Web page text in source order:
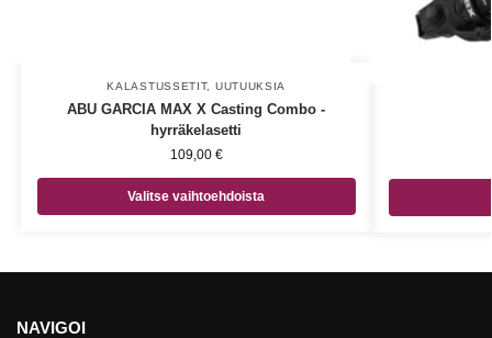
KALASTUSSETIT, UUTUUKSIA
ABU GARCIA MAX X Casting Combo -
hyrräkelasetti
109,00 €
Valitse vaihtoehdoista
NAVIGOI